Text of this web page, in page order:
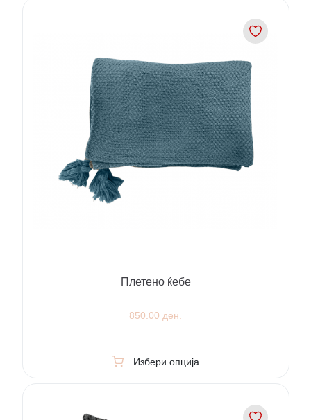
Плетено ќебе
850.00 ден.
Избери опција